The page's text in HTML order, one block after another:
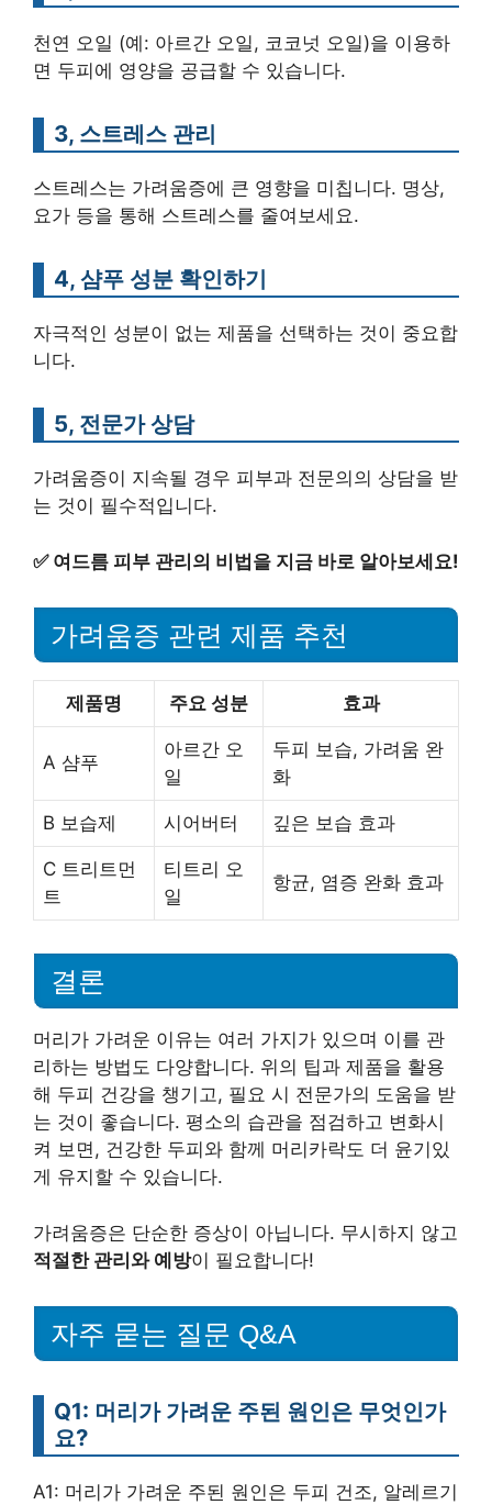
천연 오일 (예: 아르간 오일, 코코넛 오일)을 이용하
면 두피에 영양을 공급할 수 있습니다.
3, 스트레스 관리
스트레스는 가려움증에 큰 영향을 미칩니다. 명상,
요가 등을 통해 스트레스를 줄여보세요.
4, 샴푸 성분 확인하기
자극적인 성분이 없는 제품을 선택하는 것이 중요합
니다.
5, 전문가 상담
가려움증이 지속될 경우 피부과 전문의의 상담을 받
는 것이 필수적입니다.
✅ 여드름 피부 관리의 비법을 지금 바로 알아보세요!
가려움증 관련 제품 추천
제품명 주요 성분 효과
A 샴푸
아르간 오
일
두피 보습, 가려움 완
화
B 보습제 시어버터 깊은 보습 효과
C 트리트먼
트
티트리 오
일
항균, 염증 완화 효과
결론
머리가 가려운 이유는 여러 가지가 있으며 이를 관
리하는 방법도 다양합니다. 위의 팁과 제품을 활용
해 두피 건강을 챙기고, 필요 시 전문가의 도움을 받
는 것이 좋습니다. 평소의 습관을 점검하고 변화시
켜 보면, 건강한 두피와 함께 머리카락도 더 윤기있
게 유지할 수 있습니다.
가려움증은 단순한 증상이 아닙니다. 무시하지 않고
적절한 관리와 예방이 필요합니다!
자주 묻는 질문 Q&A
Q1: 머리가 가려운 주된 원인은 무엇인가
요?
A1: 머리가 가려운 주된 원인은 두피 건조, 알레르기